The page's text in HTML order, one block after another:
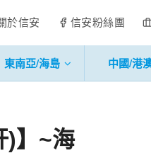
於信安 信安粉絲團
東南亞/海島 中國/港
)】~海